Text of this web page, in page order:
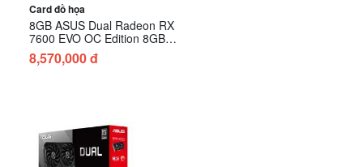
Card đồ họa
8GB ASUS Dual Radeon RX
7600 EVO OC Edition 8GB
GDDR6 (DUAL-RX7600-
O8G-EVO)
8,570,000 đ